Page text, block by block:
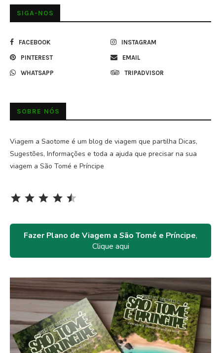
SIGA-NOS
FACEBOOK INSTAGRAM
PINTEREST EMAIL
WHATSAPP TRIPADVISOR
SOBRE NÓS
Viagem a Saotome é um blog de viagem que partilha Dicas,
Sugestões, Informações e toda a ajuda que precisar na sua
viagem a São Tomé e Príncipe
⭐⭐⭐ ⭐⭐
Fazer Plano de Viagem a São Tomé e Príncipe,
Clique aqui